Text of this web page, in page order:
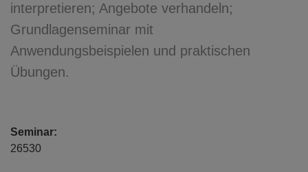
interpretieren; Angebote verhandeln;
Grundlagenseminar mit
Anwendungsbeispielen und praktischen
Übungen.
Seminar:
26530